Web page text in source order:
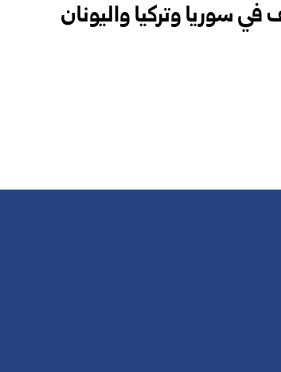
سوريا وتركيا واليونان